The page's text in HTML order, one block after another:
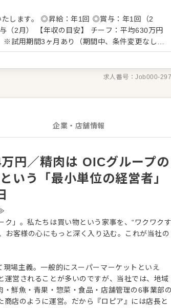
んな「商
調達） ・陳列、在庫管理 ・加工 ・商品開発
案できます） ・価格設定（店舗によって価格
します。 ◎昇給：年1回 ◎賞与：年1回（2
：平均630万円
。超過分は別途支給。27年度より固定残業時
求人番号：Job000-
企業・店舗情報
円／精肉は OICグループの
いう「最小単位の経営者」
」。私たちは買い物という家事を、“ワクワク
お客様の心にもっと深く入り込む。これが当社の
場主義。一般的にスーパーマーケットといえ
営されることが多いのですが、当社では、地域
鮮魚・青果・惣菜・食品・店舗管理の6事業部
店のように運営。だから『ロピア』には店長と